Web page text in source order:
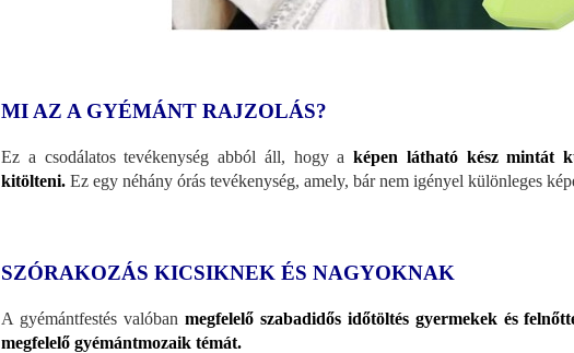
MI AZ A GYÉMÁNT RAJZOLÁS?
Ez a csodálatos tevékenység abból áll, hogy a képen látható kész mintát
kitölteni. Ez egy néhány órás tevékenység, amely, bár nem igényel különleges
SZÓRAKOZÁS KICSIKNEK ÉS NAGYOKNAK
A gyémántfestés valóban megfelelő szabadidős időtöltés gyermekek és
megfelelő gyémántmozaik témát.